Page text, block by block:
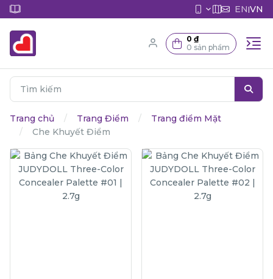
EN|VN
0 ₫
0 sản phẩm
Trang chủ Trang Điểm
Trang điểm Mặt
Che Khuyết Điểm